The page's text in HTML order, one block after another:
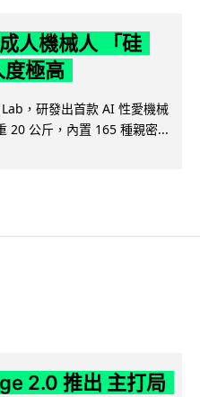
人機械人 「硅
極高
，研發出首款 AI 性愛機械
20 公斤，內置 165 種親密...
2.0 推出 主打局